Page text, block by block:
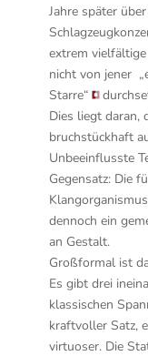
Jahre später
extrem
nicht von jener
Starre“
Dies liegt daran,
bruchstückhaft
Unbeeinflusste
Gegensatz: Die
dennoch ein
an Gestalt.
Großformal ist
Es gibt drei
klassischen
kraftvoller Satz,
virtuoser. Die